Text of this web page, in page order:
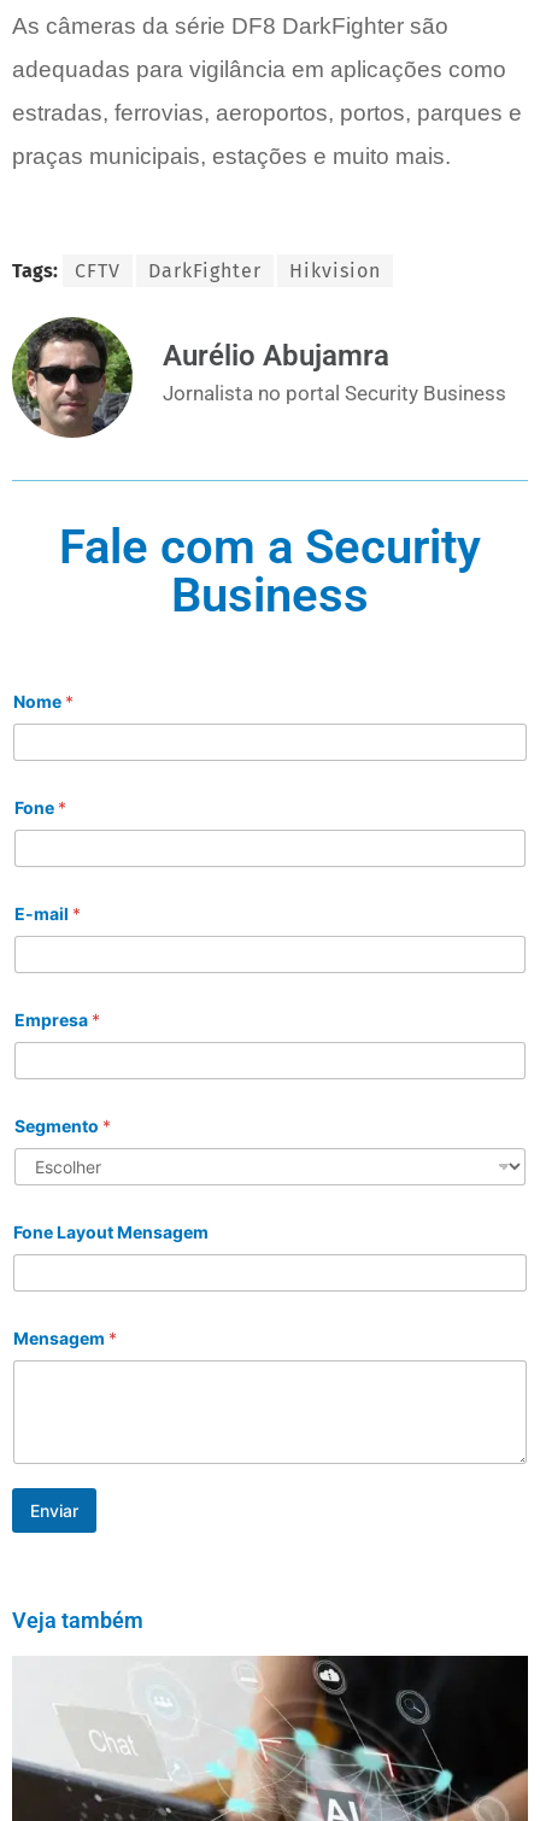
As câmeras da série DF8 DarkFighter são
adequadas para vigilância em aplicações como
estradas, ferrovias, aeroportos, portos, parques e
praças municipais, estações e muito mais.
Tags: CFTV DarkFighter Hikvision
Aurélio Abujamra
Jornalista no portal Security Business
Fale com a Security
Business
Nome *
Fone *
E-mail *
Empresa *
Segmento *
Fone Layout Mensagem
Mensagem *
Enviar
Veja também